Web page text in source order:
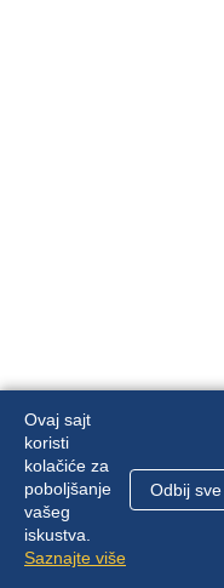
Mapa
Ovaj sajt
koristi
kolačiće za
poboljšanje
vašeg
iskustva.
Saznajte više
Odbij sve